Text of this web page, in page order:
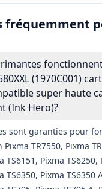
fréquemment
(1970C001)
super haute
(Ink Hero)?
sont garanties pour
Pixma TR7550, Pixma
TS6151, Pixma TS6250,
TS6350, Pixma TS6350